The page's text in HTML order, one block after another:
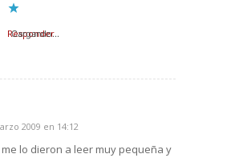
Cargando...
Responder
2009 en 14:12
me lo dieron a leer muy pequeña y